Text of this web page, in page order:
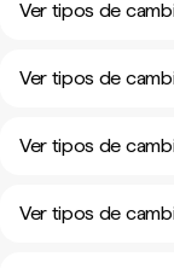
Ver tipos de
Ver tipos de
Ver tipos de
Ver tipos de